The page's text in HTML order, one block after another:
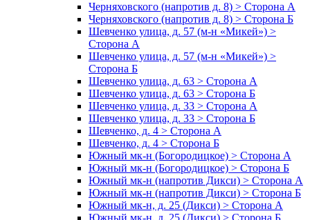
Черняховского (напротив д. 8) > Сторона А
Черняховского (напротив д. 8) > Сторона Б
Шевченко улица, д. 57 (м-н «Микей») >
Сторона А
Шевченко улица, д. 57 (м-н «Микей») >
Сторона Б
Шевченко улица, д. 63 > Сторона А
Шевченко улица, д. 63 > Сторона Б
Шевченко улица, д. 33 > Сторона А
Шевченко улица, д. 33 > Сторона Б
Шевченко, д. 4 > Сторона А
Шевченко, д. 4 > Сторона Б
Южный мк-н (Богородицкое) > Сторона А
Южный мк-н (Богородицкое) > Сторона Б
Южный мк-н (напротив Дикси) > Сторона А
Южный мк-н (напротив Дикси) > Сторона Б
Южный мк-н, д. 25 (Дикси) > Сторона А
Южный мк-н, д. 25 (Дикси) > Сторона Б